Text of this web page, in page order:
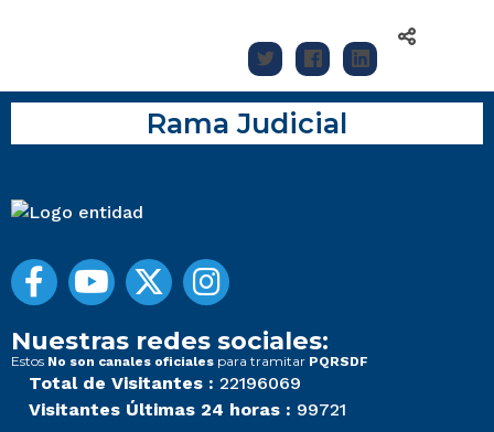
Rama Judicial
Nuestras redes sociales:
Estos No son canales oficiales para tramitar PQRSDF
Total de Visitantes : 22196069
Visitantes Últimas 24 horas : 99721